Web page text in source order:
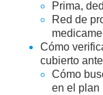
Prima,
Red de
Cómo
cubierto
Cómo
en el plan